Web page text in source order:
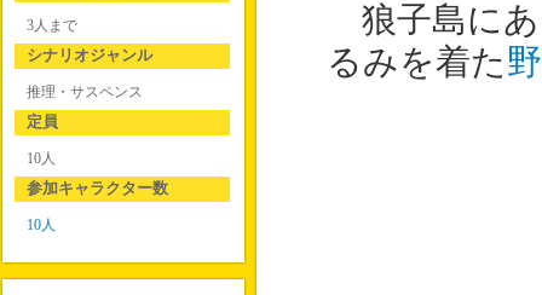
狼子島にあ
るみを着た
3人まで
シナリオジャンル
推理・サスペンス
定員
10人
参加キャラクター数
10人